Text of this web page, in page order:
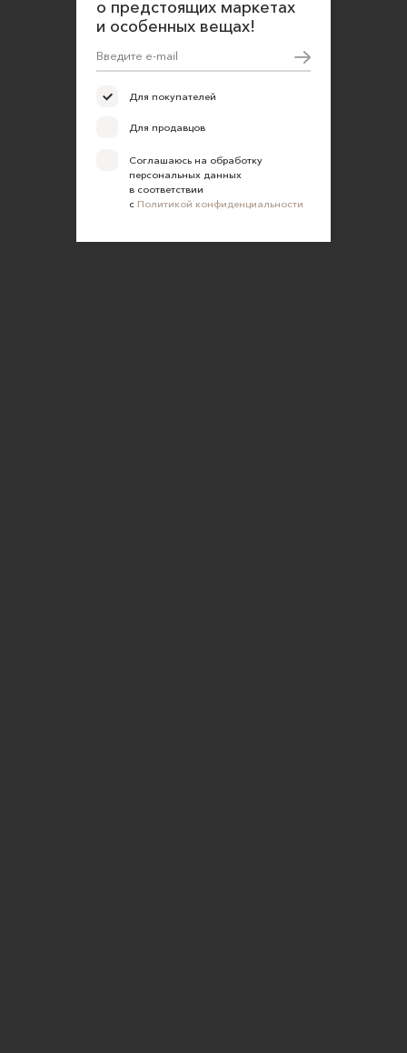
о предстоящих маркетах
и особенных вещах!
Для покупателей
Для продавцов
Соглашаюсь на обработку
персональных данных
в соответствии
с Политикой конфиденциальности